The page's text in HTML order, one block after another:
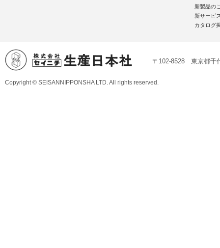
新製品の
新サービ
カタログ
〒102-8528 東京都
Copyright © SEISANNIPPONSHA LTD. All rights reserved.